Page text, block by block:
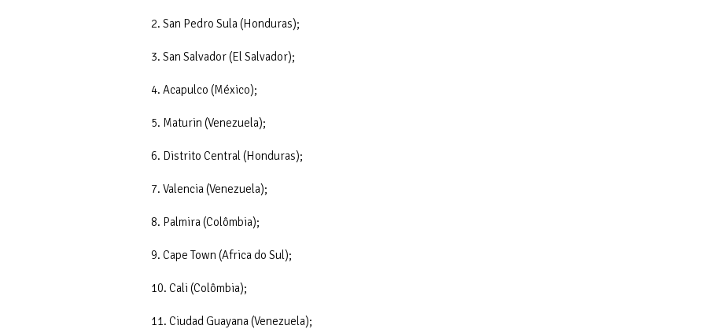
2. San Pedro Sula (Honduras);
3. San Salvador (El Salvador);
4. Acapulco (México);
5. Maturin (Venezuela);
6. Distrito Central (Honduras);
7. Valencia (Venezuela);
8. Palmira (Colômbia);
9. Cape Town (Africa do Sul);
10. Cali (Colômbia);
11. Ciudad Guayana (Venezuela);